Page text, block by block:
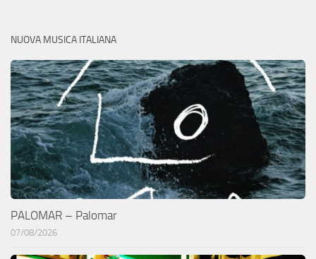
NUOVA MUSICA ITALIANA
PALOMAR – Palomar
07/08/2026